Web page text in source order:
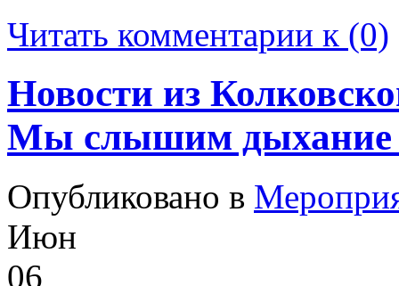
Читать комментарии к (0)
Новости из
Мы слышим дыхание
Опубликовано в
Июн
06